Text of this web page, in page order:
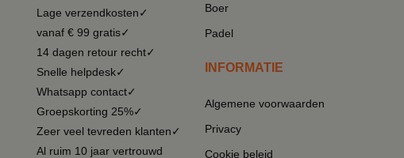
Lage verzendkosten✓
vanaf € 99 gratis✓
14 dagen retour recht✓
Snelle helpdesk✓
Whatsapp contact✓
Groepskorting 25%✓
Zeer veel tevreden klanten✓
Al ruim 10 jaar vertrouwd
Boer
Padel
INFORMATIE
Algemene voorwaarden
Privacy
Cookie beleid